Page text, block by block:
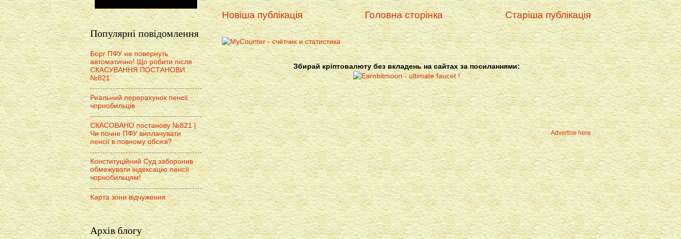
Новіша публікація Старіша публікація
Головна сторінка
Збирай кріптовалюту без вкладень на сайтах за посиланнями:
Advertise here
Популярні повідомлення
Борг ПФУ не повернуть
автоматично! Що робити після
СКАСУВАННЯ ПОСТАНОВИ
№821
Реальний перерахунок пенсії
чорнобильців
СКАСОВАНО постанову №821 |
Чи почне ПФУ виплачувати
пенсії в повному обсязі?
Конституційний Суд заборонив
обмежувати індексацію пенсії
чорнобильцям!
Карта зони відчуження
Архів блогу